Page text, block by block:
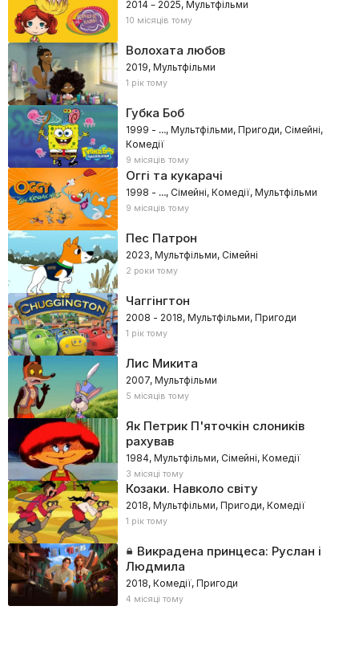
2014 – 2025, Мультфільми
10 місяців тому
Волохата любов
2019, Мультфільми
1 рік тому
Губка Боб
1999 - …, Мультфільми, Пригоди, Сімейні,
Комедії
9 місяців тому
Оггі та кукарачі
1998 - …, Сімейні, Комедії, Мультфільми
9 місяців тому
Пес Патрон
2023, Мультфільми, Сімейні
2 роки тому
Чаггінгтон
2008 - 2018, Мультфільми, Пригоди
1 рік тому
Лис Микита
2007, Мультфільми
5 місяців тому
Як Петрик П'яточкін слоників
рахував
1984, Мультфільми, Сімейні, Комедії
3 місяці тому
Козаки. Навколо світу
2018, Мультфільми, Пригоди, Комедії
1 рік тому
Викрадена принцеса: Руслан і
Людмила
2018, Комедії, Пригоди
4 місяці тому